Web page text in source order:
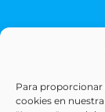
Para proporcionar
cookies en
© Copyright